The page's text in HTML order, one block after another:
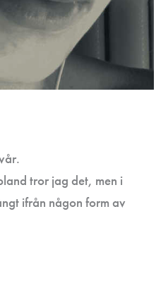
tror jag det, men i
ifrån någon form av